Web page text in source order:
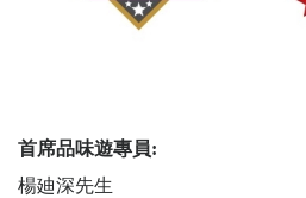
首席品味遊專員:
楊廸深先生